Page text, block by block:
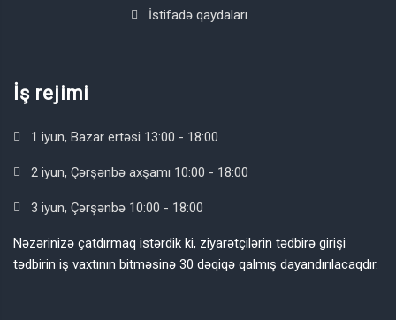
İstifadə qaydaları
İş rejimi
1 iyun, Bazar ertəsi 13:00 - 18:00
2 iyun, Çərşənbə axşamı 10:00 - 18:00
3 iyun, Çərşənbə 10:00 - 18:00
Nəzərinizə çatdırmaq istərdik ki, ziyarətçilərin tədbirə girişi
tədbirin iş vaxtının bitməsinə 30 dəqiqə qalmış dayandırılacaqdır.